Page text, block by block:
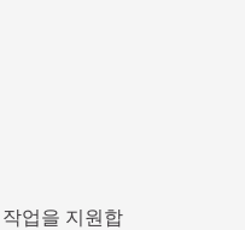
업을 지원합